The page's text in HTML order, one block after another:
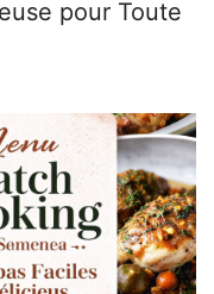
pour Toute